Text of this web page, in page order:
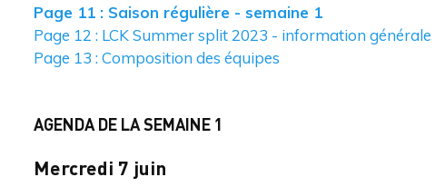
Page 11 : Saison régulière - semaine 1
Page 12 : LCK Summer split 2023 - information générale
Page 13 : Composition des équipes
AGENDA DE LA SEMAINE 1
Mercredi 7 juin